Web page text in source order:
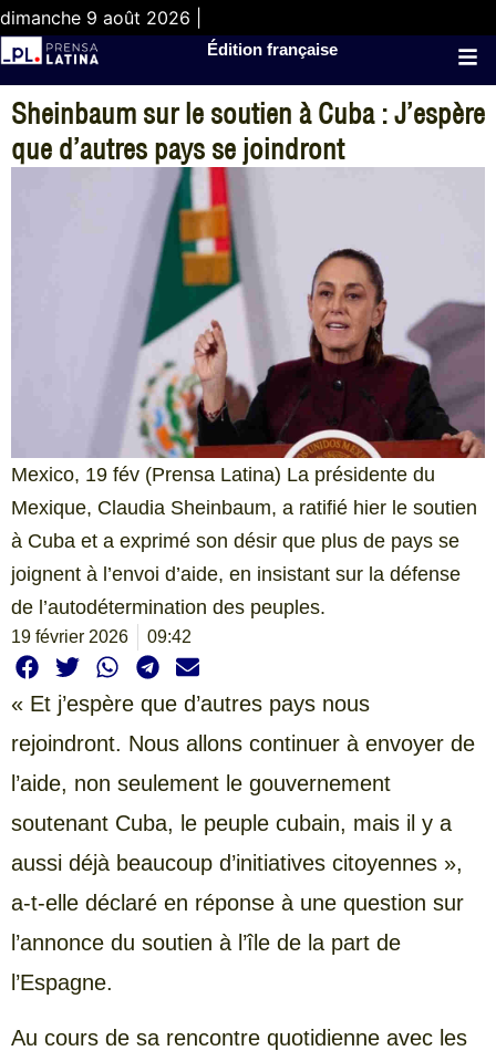
dimanche 9 août 2026 |
Édition française
Sheinbaum sur le soutien à Cuba : J’espère
que d’autres pays se joindront
Mexico, 19 fév (Prensa Latina) La présidente du
Mexique, Claudia Sheinbaum, a ratifié hier le soutien
à Cuba et a exprimé son désir que plus de pays se
joignent à l’envoi d’aide, en insistant sur la défense
de l’autodétermination des peuples.
19 février 2026 09:42
« Et j’espère que d’autres pays nous
rejoindront. Nous allons continuer à envoyer de
l’aide, non seulement le gouvernement
soutenant Cuba, le peuple cubain, mais il y a
aussi déjà beaucoup d’initiatives citoyennes »,
a-t-elle déclaré en réponse à une question sur
l’annonce du soutien à l’île de la part de
l’Espagne.
Au cours de sa rencontre quotidienne avec les